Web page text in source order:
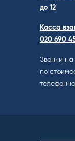
до 12
Касса
020 690
Звонки
по